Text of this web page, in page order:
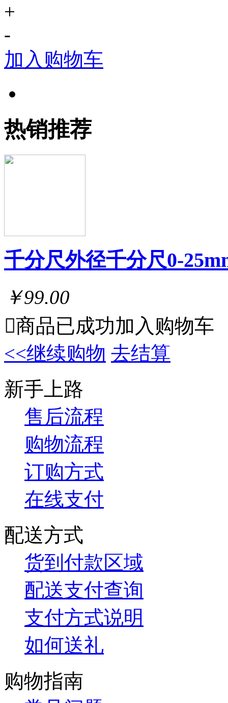
+
-
加入购物车
热销推荐
千分尺外径千分尺0-
￥99.00
商品已成功加入购物车
<<继续购物 去结算
新手上路
售后流程
购物流程
订购方式
在线支付
配送方式
货到付款区域
配送支付查询
支付方式说明
如何送礼
购物指南